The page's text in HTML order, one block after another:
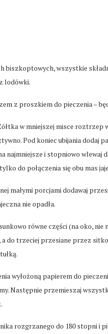
biszkoptowych, wszystkie
lodówki.
z proszkiem do pieczenia –
w mniejszej misce
Pod koniec ubijania dodaj
najmniejsze i stopniowo wlewaj
do połączenia się obu mas
małymi porcjami dodawaj
nie opadła.
równe części (na oko, nie
do trzeciej przesiane przez
wyłożoną papierem do
Następnie przemieszaj
rozgrzanego do 180 stopni i